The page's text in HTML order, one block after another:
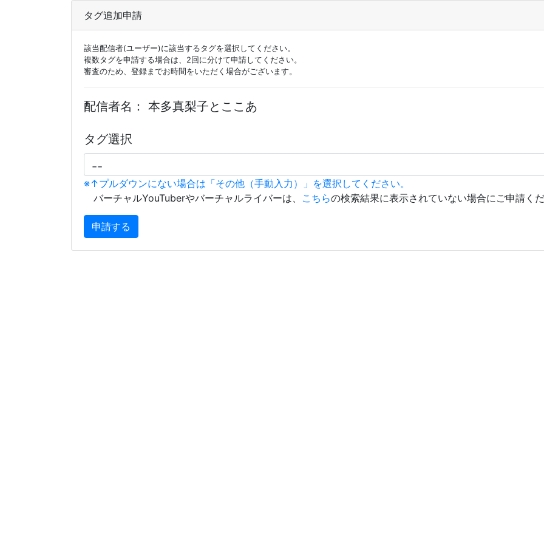
タグ追加申請
該当配信者(ユーザー)に該当するタグを選択してください。
複数タグを申請する場合は、2回に分けて申請してください。
審査のため、登録までお時間をいただく場合がございます。
配信者名： 本多真梨子とここあ
タグ選択
※↑プルダウンにない場合は「その他（手動入力）」を選択してください。
バーチャルYouTuberやバーチャルライバーは、 こちらの検索結果に表示されていない場合にご申請く
申請する